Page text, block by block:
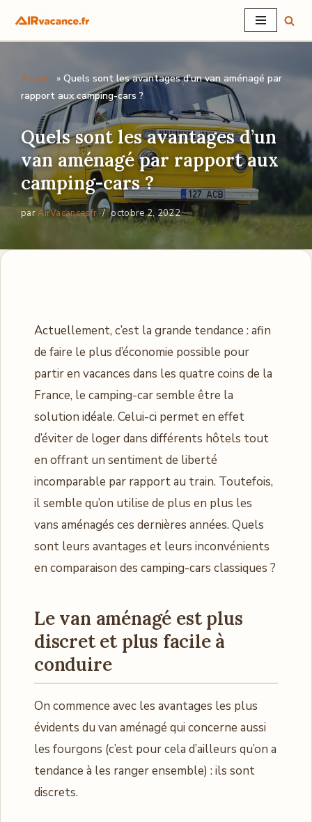
Aller
contenu
Accueil » Quels sont les avantages d’un van aménagé par
rapport aux camping-cars ?
Quels sont les avantages d’un
van aménagé par rapport aux
camping-cars ?
parAirVacancesfr octobre 2, 2022
Actuellement, c’est la grande tendance : afin
de faire le plus d’économie possible pour
partir en vacances dans les quatre coins de la
France, le camping-car semble être la
solution idéale. Celui-ci permet en effet
d’éviter de loger dans différents hôtels tout
en offrant un sentiment de liberté
incomparable par rapport au train. Toutefois,
il semble qu’on utilise de plus en plus les
vans aménagés ces dernières années. Quels
sont leurs avantages et leurs inconvénients
en comparaison des camping-cars classiques ?
Le van aménagé est plus
discret et plus facile à
conduire
On commence avec les avantages les plus
évidents du van aménagé qui concerne aussi
les fourgons (c’est pour cela d’ailleurs qu’on a
tendance à les ranger ensemble) : ils sont
discrets.